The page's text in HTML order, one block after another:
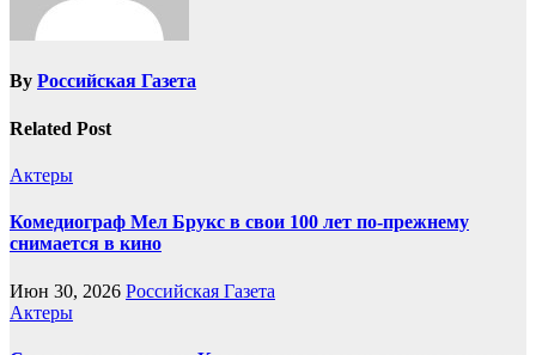
By Российская Газета
Related Post
Актеры
Комедиограф Мел Брукс в свои 100 лет по-прежнему
снимается в кино
Июн 30, 2026 Российская Газета
Актеры